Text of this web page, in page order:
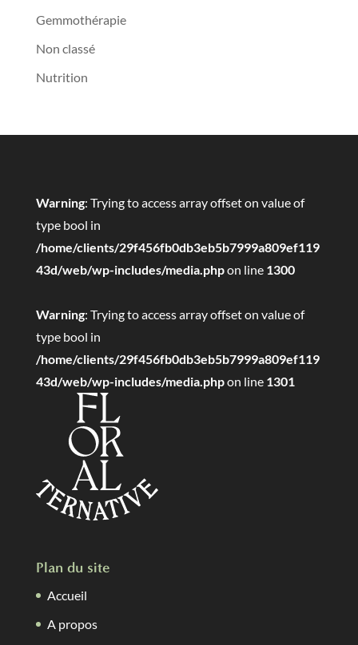
Gemmothérapie
Non classé
Nutrition
Warning: Trying to access array offset on value of
type bool in
/home/clients/29f456fb0db3eb5b7999a809ef119
43d/web/wp-includes/media.phpon line 1300
Warning: Trying to access array offset on value of
type bool in
/home/clients/29f456fb0db3eb5b7999a809ef119
43d/web/wp-includes/media.phpon line 1301
Plan du site
Accueil
A propos